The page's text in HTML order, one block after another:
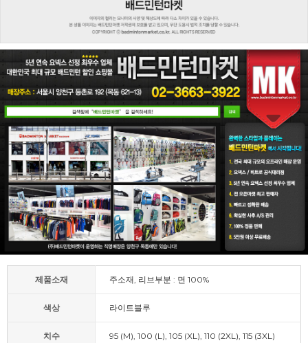
제품소재 주소재, 리브부분 : 면 100%
색상 라이트블루
치수 95 (M), 100 (L), 105 (XL), 110 (2XL), 115 (3XL)